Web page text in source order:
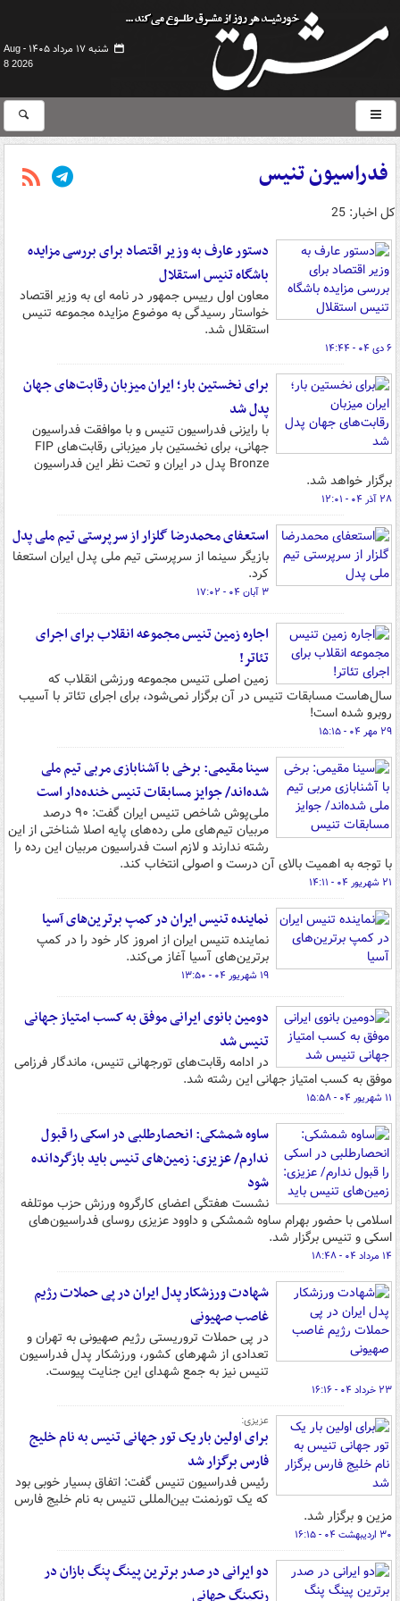
شنبه ۱۷ مرداد ۱۴۰۵ -
Aug
8 2026
فدراسیون تنیس
کل اخبار: 25
دستور عارف به وزیر اقتصاد برای بررسی مزایده
باشگاه تنیس استقلال
معاون اول رییس جمهور در نامه ای به وزیر اقتصاد
خواستار رسیدگی به موضوع مزایده مجموعه تنیس
استقلال شد.
۶ دی ۰۴ - ۱۴:۴۴
برای نخستین بار؛ ایران میزبان رقابت‌های جهان
پدل شد
با رایزنی فدراسیون تنیس و با موافقت فدراسیون
جهانی، برای نخستین بار میزبانی رقابت‌های FIP
Bronze پدل در ایران و تحت نظر این فدراسیون
برگزار خواهد شد.
۲۸ آذر ۰۴ - ۱۲:۰۱
استعفای محمدرضا گلزار از سرپرستی تیم ملی پدل
بازیگر سینما از سرپرستی تیم ملی پدل ایران استعفا
کرد.
۳ آبان ۰۴ - ۱۷:۰۲
اجاره زمین تنیس مجموعه انقلاب برای اجرای
تئاتر!
زمین اصلی تنیس مجموعه ورزشی انقلاب که
سال‌هاست مسابقات تنیس در آن برگزار نمی‌شود، برای اجرای تئاتر با آسیب‌
روبرو شده است!
۲۹ مهر ۰۴ - ۱۵:۱۵
سینا مقیمی: برخی با آشنابازی مربی تیم ملی
شده‌اند/ جوایز مسابقات تنیس خنده‌دار است
ملی‌پوش شاخص تنیس ایران گفت: ۹۰ درصد
مربیان تیم‌های ملی رده‌های پایه اصلا شناختی از این
رشته ندارند و لازم است فدراسیون مربیان این رده را
با توجه به اهمیت بالای آن درست و اصولی انتخاب کند.
۲۱ شهریور ۰۴ - ۱۴:۱۱
نماینده تنیس ایران در کمپ برترین‌های آسیا
نماینده تنیس ایران از امروز کار خود را در کمپ
برترین‌های آسیا آغاز می‌کند.
۱۹ شهریور ۰۴ - ۱۳:۵۰
دومین بانوی ایرانی موفق به کسب امتیاز جهانی
تنیس شد
در ادامه رقابت‌های تورجهانی تنیس، ماندگار فرزامی
موفق به کسب امتیاز جهانی این رشته شد.
۱۱ شهریور ۰۴ - ۱۵:۵۸
ساوه شمشکی: انحصارطلبی در اسکی را قبول
ندارم/ عزیزی: زمین‌های تنیس باید بازگردانده
شود
نشست هفتگی اعضای کارگروه ورزش حزب موتلفه
اسلامی با حضور بهرام ساوه شمشکی و داوود عزیزی روسای فدراسیون‌های
اسکی و تنیس برگزار شد.
۱۴ مرداد ۰۴ - ۱۸:۴۸
شهادت ورزشکار پدل ایران در پی حملات رژیم
غاصب صهیونی
در پی حملات تروریستی رژیم صهیونی به تهران و
تعدادی از شهرهای کشور، ورزشکار پدل فدراسیون
تنیس نیز به جمع شهدای این جنایت پیوست.
۲۳ خرداد ۰۴ - ۱۶:۱۶
عزیزی:
برای اولین بار یک تور جهانی تنیس به نام خلیج
فارس برگزار شد
رئیس فدراسیون تنیس گفت: اتفاق بسیار خوبی بود
که یک تورنمنت بین‌المللی تنیس به نام خلیج فارس
مزین و برگزار شد.
۳۰ اردیبهشت ۰۴ - ۱۶:۱۵
دو ایرانی در صدر برترین پینگ پنگ بازان در
رنکینگ جهانی